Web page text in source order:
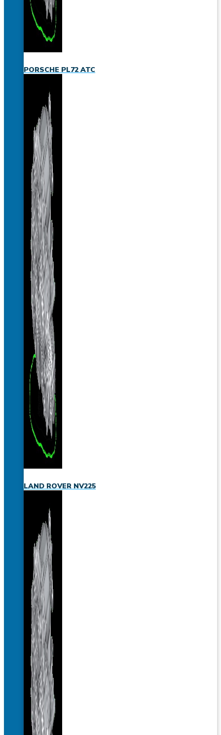
PORSCHE PL72 ATC
LAND ROVER NV225